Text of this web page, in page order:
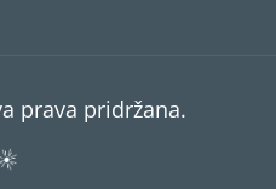
prava pridržana.